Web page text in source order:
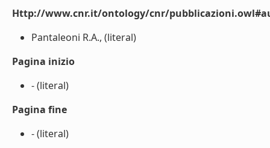
Http://www.cnr.it/ontology/cnr/
Pantaleoni R.A., (literal)
Pagina inizio
- (literal)
Pagina fine
- (literal)